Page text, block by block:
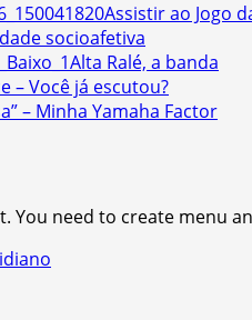
Assistir ao Jogo
socioafetiva
Alta Ralé, a banda
– Você já escutou?
– Minha Yamaha Factor
You need to create menu